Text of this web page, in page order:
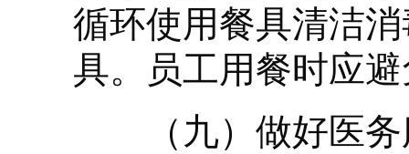
循环使用餐具清洁
具。员工用餐时应
（九）做好医务